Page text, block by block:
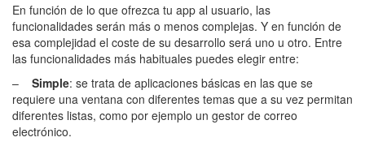
En función de lo que ofrezca tu app al usuario, las
funcionalidades serán más o menos complejas. Y en función de
esa complejidad el coste de su desarrollo será uno u otro. Entre
las funcionalidades más habituales puedes elegir entre:
–
Simple: se trata de aplicaciones básicas en las que se
requiere una ventana con diferentes temas que a su vez permitan
diferentes listas, como por ejemplo un gestor de correo
electrónico.